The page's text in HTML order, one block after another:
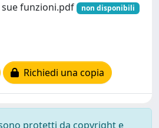
sue funzioni.pdf
non disponibili
Richiedi una copia
protetti da copyright e